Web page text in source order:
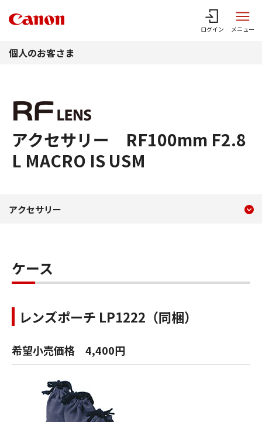
ログイン メニュー
個人のお客さま
アクセサリー RF100mm F2.8
L MACRO IS USM
アクセサリー RF100mm
アクセサリー
ケース
レンズポーチ LP1222（同梱）
希望小売価格 4,400円